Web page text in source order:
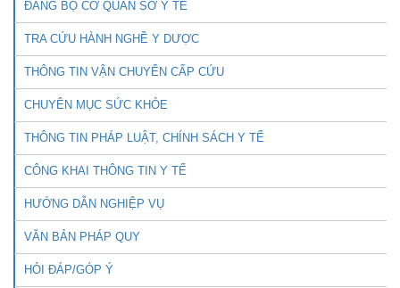
ĐẢNG BỘ CƠ QUAN SỞ Y TẾ
TRA CỨU HÀNH NGHỀ Y DƯỢC
THÔNG TIN VẬN CHUYỂN CẤP CỨU
CHUYÊN MỤC SỨC KHỎE
THÔNG TIN PHÁP LUẬT, CHÍNH SÁCH Y TẾ
CÔNG KHAI THÔNG TIN Y TẾ
HƯỚNG DẪN NGHIỆP VỤ
VĂN BẢN PHÁP QUY
HỎI ĐÁP/GÓP Ý